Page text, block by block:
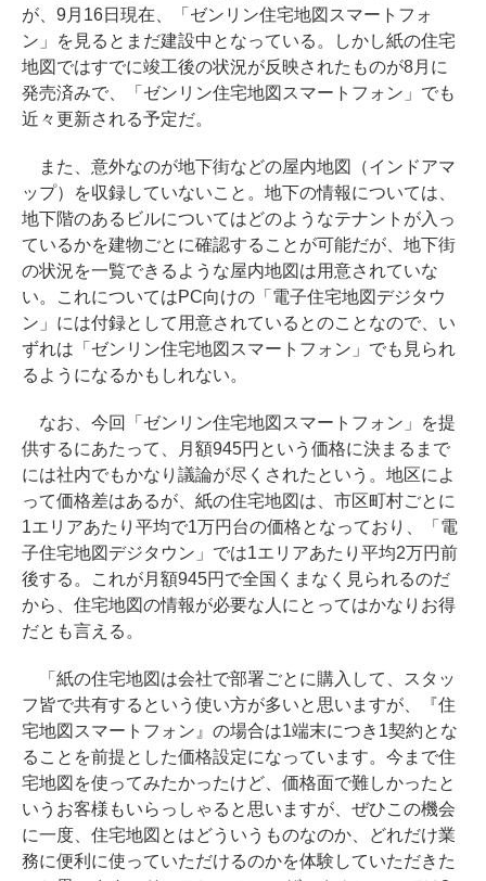
が、9月16日現在、「ゼンリン住宅地図スマートフォ
ン」を見るとまだ建設中となっている。しかし紙の住宅
地図ではすでに竣工後の状況が反映されたものが8月に
発売済みで、「ゼンリン住宅地図スマートフォン」でも
近々更新される予定だ。
また、意外なのが地下街などの屋内地図（インドアマ
ップ）を収録していないこと。地下の情報については、
地下階のあるビルについてはどのようなテナントが入っ
ているかを建物ごとに確認することが可能だが、地下街
の状況を一覧できるような屋内地図は用意されていな
い。これについてはPC向けの「電子住宅地図デジタウ
ン」には付録として用意されているとのことなので、い
ずれは「ゼンリン住宅地図スマートフォン」でも見られ
るようになるかもしれない。
なお、今回「ゼンリン住宅地図スマートフォン」を提
供するにあたって、月額945円という価格に決まるまで
には社内でもかなり議論が尽くされたという。地区によ
って価格差はあるが、紙の住宅地図は、市区町村ごとに
1エリアあたり平均で1万円台の価格となっており、「電
子住宅地図デジタウン」では1エリアあたり平均2万円前
後する。これが月額945円で全国くまなく見られるのだ
から、住宅地図の情報が必要な人にとってはかなりお得
だとも言える。
「紙の住宅地図は会社で部署ごとに購入して、スタッ
フ皆で共有するという使い方が多いと思いますが、『住
宅地図スマートフォン』の場合は1端末につき1契約とな
ることを前提とした価格設定になっています。今まで住
宅地図を使ってみたかったけど、価格面で難しかったと
いうお客様もいらっしゃると思いますが、ぜひこの機会
に一度、住宅地図とはどういうものなのか、どれだけ業
務に便利に使っていただけるのかを体験していただきた